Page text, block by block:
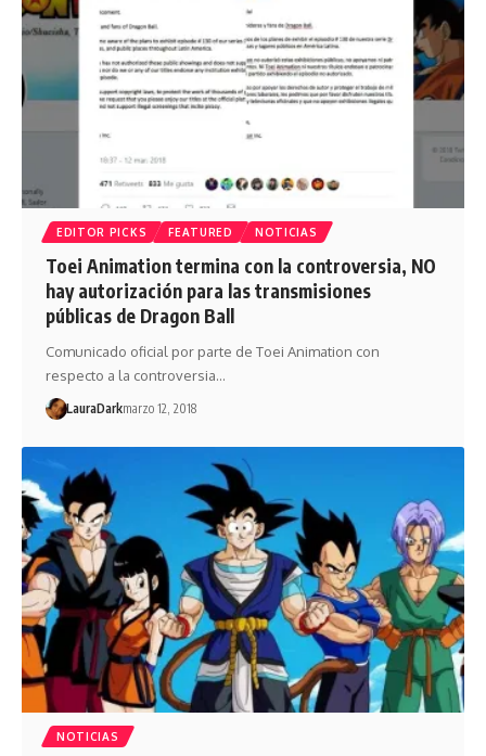
EDITOR PICKS FEATURED NOTICIAS
Toei Animation ‏termina con la controversia, NO
hay autorización para las transmisiones
públicas de Dragon Ball
Comunicado oficial por parte de Toei Animation con
respecto a la controversia…
LauraDarkmarzo 12, 2018
NOTICIAS